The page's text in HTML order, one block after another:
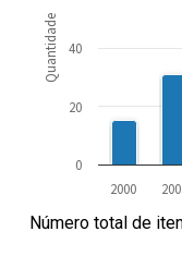
Quantidade
2000
0
20
40
Número total de